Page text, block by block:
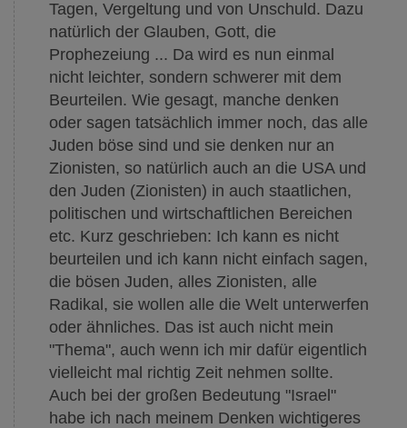
Tagen, Vergeltung und von Unschuld. Dazu
natürlich der Glauben, Gott, die
Prophezeiung ... Da wird es nun einmal
nicht leichter, sondern schwerer mit dem
Beurteilen. Wie gesagt, manche denken
oder sagen tatsächlich immer noch, das alle
Juden böse sind und sie denken nur an
Zionisten, so natürlich auch an die USA und
den Juden (Zionisten) in auch staatlichen,
politischen und wirtschaftlichen Bereichen
etc. Kurz geschrieben: Ich kann es nicht
beurteilen und ich kann nicht einfach sagen,
die bösen Juden, alles Zionisten, alle
Radikal, sie wollen alle die Welt unterwerfen
oder ähnliches. Das ist auch nicht mein
"Thema", auch wenn ich mir dafür eigentlich
vielleicht mal richtig Zeit nehmen sollte.
Auch bei der großen Bedeutung "Israel"
habe ich nach meinem Denken wichtigeres